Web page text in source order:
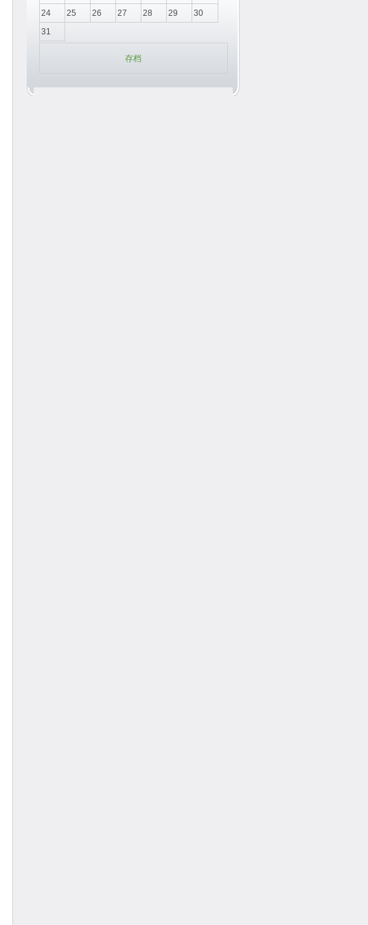
24
25 26 27 28 29
30
31
存档